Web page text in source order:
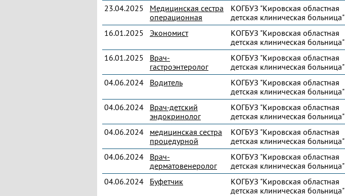
23.04.2025
Медицинская сестра
операционная
КОГБУЗ "Кировская областная
детская клиническая больница"
16.01.2025 Экономист
КОГБУЗ "Кировская областная
детская клиническая больница"
16.01.2025
Врач-
гастроэнтеролог
КОГБУЗ "Кировская областная
детская клиническая больница"
04.06.2024 Водитель
КОГБУЗ "Кировская областная
детская клиническая больница"
04.06.2024
Врач-детский
эндокринолог
КОГБУЗ "Кировская областная
детская клиническая больница"
04.06.2024
медицинская сестра
процедурной
КОГБУЗ "Кировская областная
детская клиническая больница"
04.06.2024
Врач-
дерматовенеролог
КОГБУЗ "Кировская областная
детская клиническая больница"
04.06.2024 Буфетчик
КОГБУЗ "Кировская областная
детская клиническая больница"